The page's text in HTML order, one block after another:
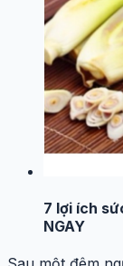
7 lợi ích
NGAY